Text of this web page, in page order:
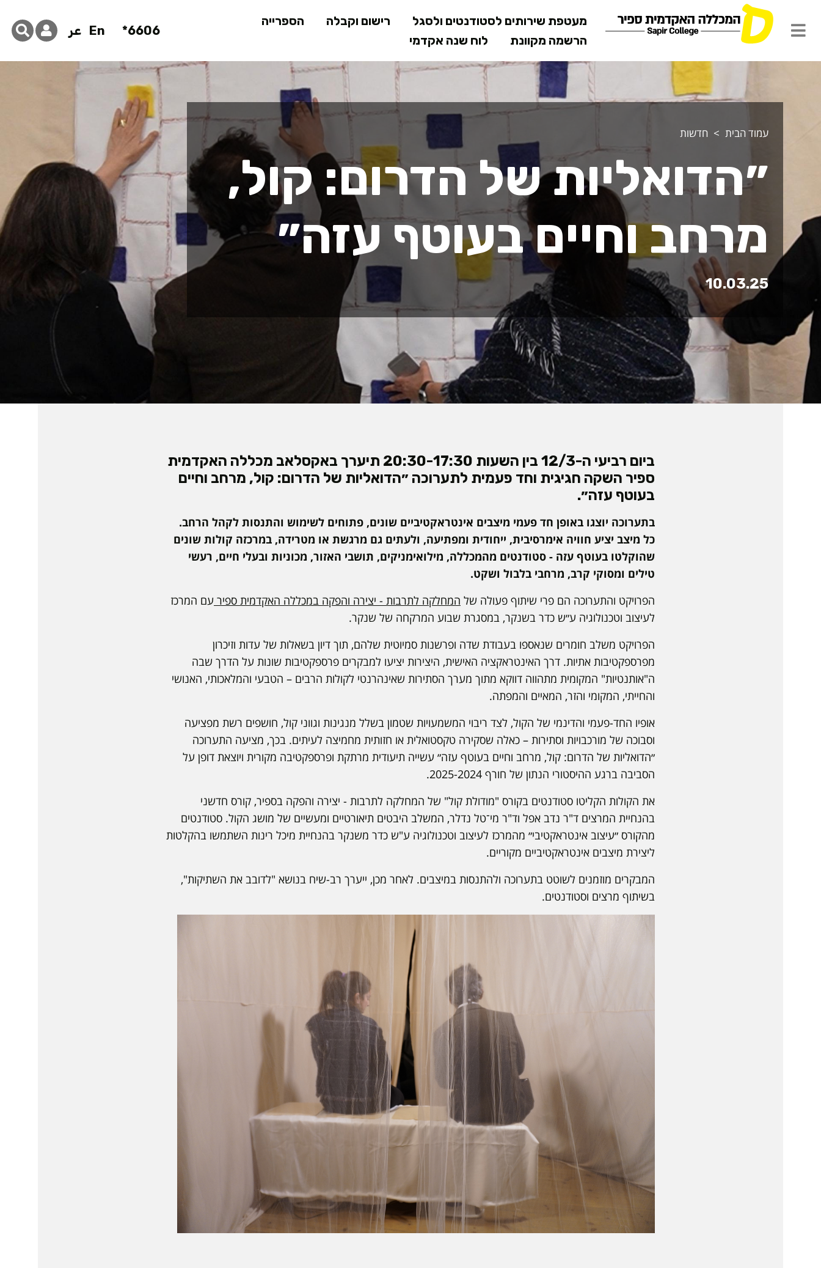
לתוכן
המרכזי
מעטפת שירותים לסטודנטים ולסגל רישום וקבלה
הספרייה
הרשמה מקוונת
לוח שנה אקדמי
6606*
En عر
עמוד הבית חדשות
״הדואליות של הדרום: קול,
מרחב וחיים בעוטף עזה״
10.03.25
ביום רביעי ה-12/3 בין השעות 20:30-17:30 תיערך באקסלאב מכללה האקדמית
ספיר השקה חגיגית וחד פעמית לתערוכה ״הדואליות של הדרום: קול, מרחב וחיים
בעוטף עזה״.
בתערוכה יוצגו באופן חד פעמי מיצבים אינטראקטיביים שונים, פתוחים לשימוש והתנסות לקהל הרחב.
כל מיצב יציע חוויה אימרסיבית, ייחודית ומפתיעה, ולעתים גם מרגשת או מטרידה, במרכזה קולות שונים
שהוקלטו בעוטף עזה - סטודנטים מהמכללה, מילואימניקים, תושבי האזור, מכוניות ובעלי חיים, רעשי
טילים ומסוקי קרב, מרחבי בלבול ושקט.
הפרויקט והתערוכה הם פרי שיתוף פעולה של המחלקה לתרבות - יצירה והפקה במכללה האקדמית ספיר עם המרכז
לעיצוב וטכנולוגיה ע״ש כדר בשנקר, במסגרת שבוע המרקחה של שנקר.
הפרויקט משלב חומרים שנאספו בעבודת שדה ופרשנות סמיוטית שלהם, תוך דיון בשאלות של עדות וזיכרון
מפרספקטיבות אתיות. דרך האינטראקציה האישית, היצירות יציעו למבקרים פרספקטיבות שונות על הדרך שבה
ה"אותנטיות" המקומית מתהווה דווקא מתוך מערך הסתירות שאינהרנטי לקולות הרבים – הטבעי והמלאכותי, האנושי
והחייתי, המקומי והזר, המאיים והמפתה.
אופיו החד-פעמי והדינמי של הקול, לצד ריבוי המשמעויות שטמון בשלל מנגינות וגווני קול, חושפים רשת מפציעה
וסבוכה של מורכבויות וסתירות – כאלה שסקירה טקסטואלית או חזותית מחמיצה לעיתים. בכך, מציעה התערוכה
״הדואליות של הדרום: קול, מרחב וחיים בעוטף עזה״ עשייה תיעודית מרתקת ופרספקטיבה מקורית ויוצאת דופן על
הסביבה ברגע ההיסטורי הנתון של חורף 2025-2024.
את הקולות הקליטו סטודנטים בקורס "מודולת קול" של המחלקה לתרבות - יצירה והפקה בספיר, קורס חדשני
בהנחיית המרצים ד"ר נדב אפל וד"ר מי־טל נדלר, המשלב היבטים תיאורטיים ומעשיים של מושג הקול. סטודנטים
מהקורס ״עיצוב אינטראקטיבי״ מהמרכז לעיצוב וטכנולוגיה ע"ש כדר משנקר בהנחיית מיכל רינות השתמשו בהקלטות
ליצירת מיצבים אינטראקטיביים מקוריים.
המבקרים מוזמנים לשוטט בתערוכה ולהתנסות במיצבים. לאחר מכן, ייערך רב-שיח בנושא "לדובב את השתיקות",
בשיתוף מרצים וסטודנטים.